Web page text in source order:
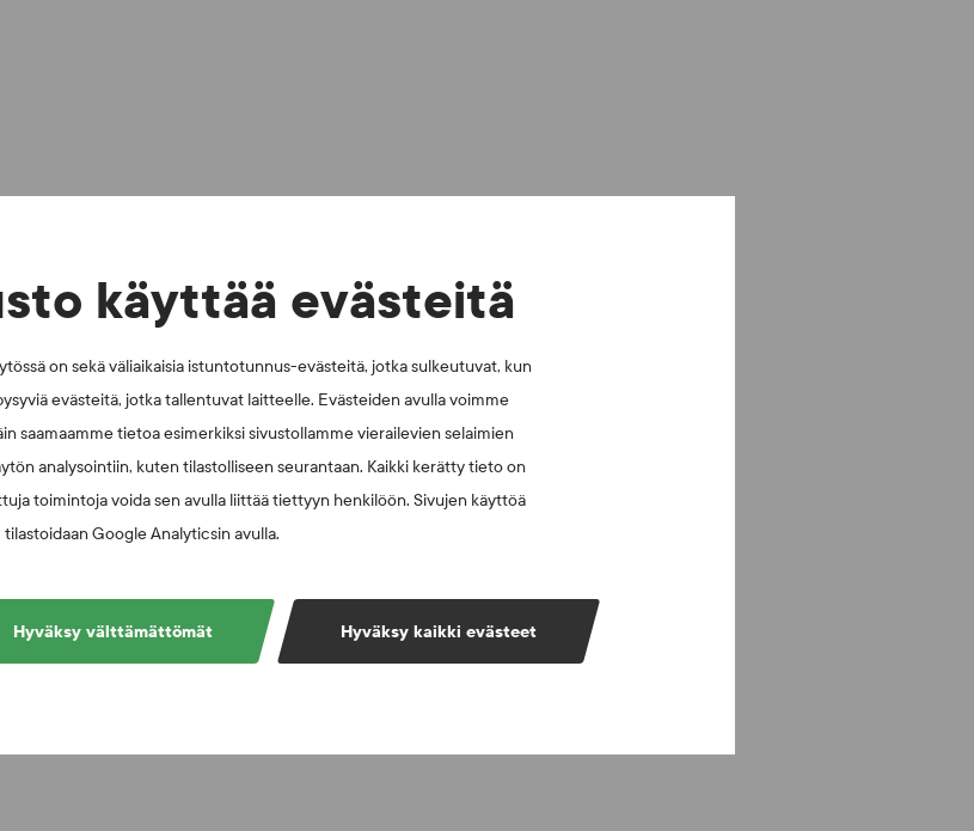
käyttää evästeitä
on sekä väliaikaisia istuntotunnus-evästeitä, jotka sulkeutuvat, kun
evästeitä, jotka tallentuvat laitteelle. Evästeiden avulla voimme
saamaamme tietoa esimerkiksi sivustollamme vierailevien selaimien
analysointiin, kuten tilastolliseen seurantaan. Kaikki kerätty tieto on
toimintoja voida sen avulla liittää tiettyyn henkilöön. Sivujen käyttöä
tilastoidaan Google Analyticsin avulla.
Hyväksy kaikki evästeet
Hyväksy välttämättömät